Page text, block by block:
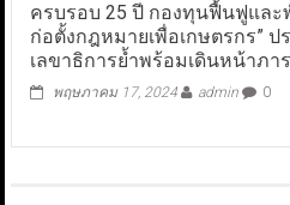
ครบรอบ 25 ปี กองทุนฟื้นฟูและ
ก่อตั้งกฎหมายเพื่อเกษตรกร”
เลขาธิการย้ำพร้อมเดินหน้าภา
พฤษภาคม 17, 2024 admin 0